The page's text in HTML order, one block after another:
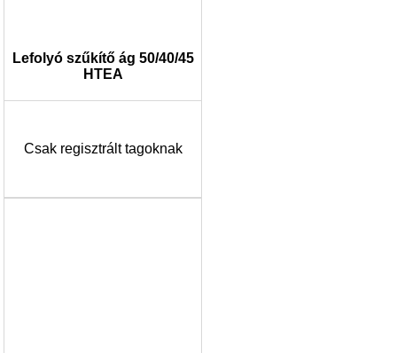
Lefolyó szűkítő ág 50/40/45
HTEA
Csak regisztrált tagoknak